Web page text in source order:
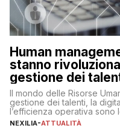
Human
stanno
gestione dei
Il mondo delle Risorse
gestione dei talenti, la
l’efficienza operativa sono
lavoro, d’altra parte, è
NEXILIA-ATTUALITÀ